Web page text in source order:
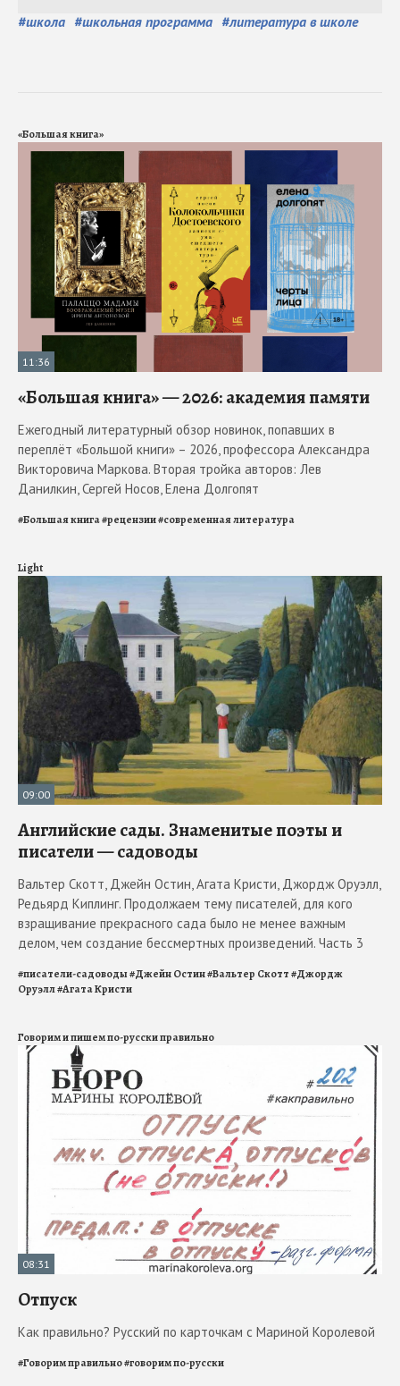
#школа #школьная программа #литература в школе
«Большая книга»
11:36
«Большая книга» — 2026: академия памяти
Ежегодный литературный обзор новинок, попавших в
переплёт «Большой книги» – 2026, профессора Александра
Викторовича Маркова. Вторая тройка авторов: Лев
Данилкин, Сергей Носов, Елена Долгопят
#Большая книга#рецензии#современная литература
Light
09:00
Английские сады. Знаменитые поэты и
писатели — садоводы
Вальтер Скотт, Джейн Остин, Агата Кристи, Джордж Оруэлл,
Редьярд Киплинг. Продолжаем тему писателей, для кого
взращивание прекрасного сада было не менее важным
делом, чем создание бессмертных произведений. Часть 3
#писатели-садоводы#Джейн Остин#Вальтер Скотт#Джордж
Оруэлл#Агата Кристи
Говорим и пишем по-русски правильно
08:31
Отпуск
Как правильно? Русский по карточкам с Мариной Королевой
#Говорим правильно#говорим по-русски